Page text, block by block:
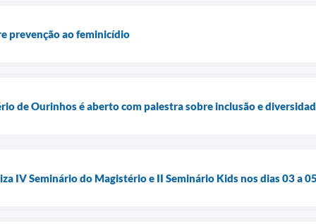
prevenção ao feminicídio
de Ourinhos é aberto com palestra sobre inclusão e
IV Seminário do Magistério e II Seminário Kids nos dias 03 a